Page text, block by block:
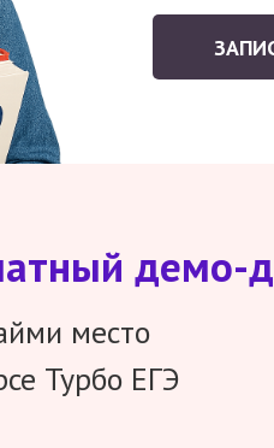
демо-
место
Турбо ЕГЭ